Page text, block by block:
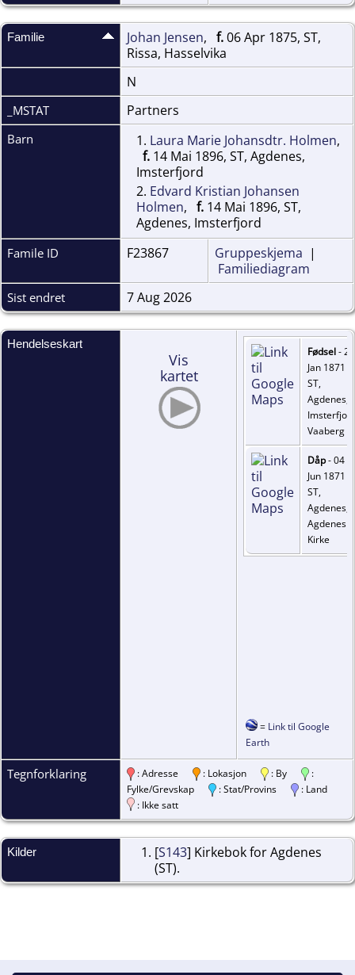
Familie Johan Jensen, f.06 Apr 1875, ST,
Rissa, Hasselvika
N
_MSTAT Partners
Barn 1. Laura Marie Johansdtr. Holmen,
f. 14 Mai 1896, ST, Agdenes,
Imsterfjord
2. Edvard Kristian Johansen
Holmen, f. 14 Mai 1896, ST,
Agdenes, Imsterfjord
Famile ID F23867 Gruppeskjema |
Familiediagram
Sist endret 7 Aug 2026
Hendelseskart
Vis
kartet
Fødsel- 29
Jan 1871 -
ST,
Agdenes,
Vaaberg
Dåp- 04
Jun 1871 -
ST,
Agdenes,
Agdenes
Kirke
= Link til Google
Earth
Tegnforklaring : Adresse : Lokasjon : By
:
Fylke/Grevskap
: Stat/Provins
: Land
: Ikke satt
Kilder [S143] Kirkebok for Agdenes
(ST).